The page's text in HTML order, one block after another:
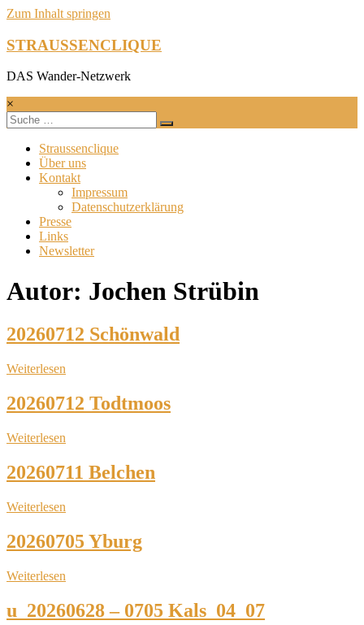
Zum Inhalt springen
STRAUSSENCLIQUE
DAS Wander-Netzwerk
×
Straussenclique
Über uns
Kontakt
Impressum
Datenschutzerklärung
Presse
Links
Newsletter
Autor: Jochen Strübin
20260712 Schönwald
Weiterlesen
20260712 Todtmoos
Weiterlesen
20260711 Belchen
Weiterlesen
20260705 Yburg
Weiterlesen
u_20260628 – 0705 Kals_04_07